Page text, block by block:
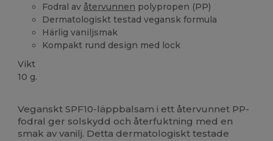
Fodral av återvunnen polypropen (PP)
Dermatologiskt testad vegansk formula
Härlig vaniljsmak
Kompakt rund design med lock
Vikt
10 g.
Veganskt SPF10-läppbalsam i ett återvunnet PP-
fodral ger solskydd och återfuktning med en
smak av vanilj. Detta dermatologiskt testade